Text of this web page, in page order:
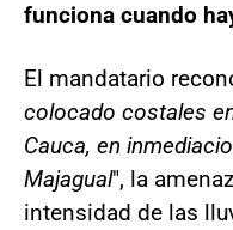
funciona cuando
El mandatario
colocado costales
Cauca, en
Majagual", la
intensidad de las